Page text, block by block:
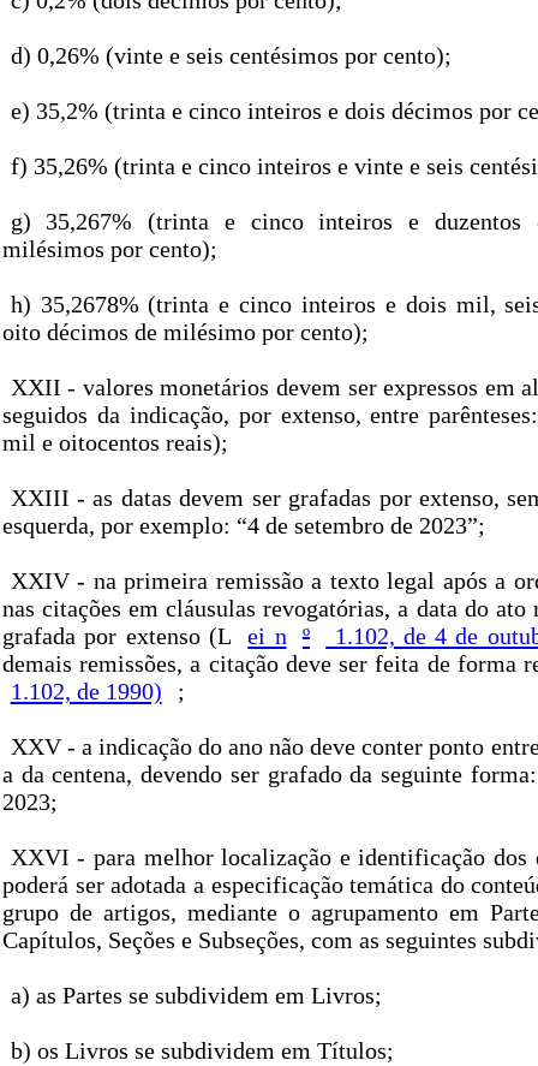
d) 0,26% (vinte e seis centésimos por cento);
e) 35,2% (trinta e cinco inteiros e dois décimos por
f) 35,26% (trinta e cinco inteiros e vinte e seis
g) 35,267% (trinta e cinco inteiros e duzentos
milésimos por cento);
h) 35,2678% (trinta e cinco inteiros e dois mil,
oito décimos de milésimo por cento);
XXII - valores monetários devem ser expressos em
seguidos da indicação, por extenso, entre
mil e oitocentos reais);
XXIII - as datas devem ser grafadas por extenso,
esquerda, por exemplo: “4 de setembro de 2023”;
XXIV - na primeira remissão a texto legal após a
nas citações em cláusulas revogatórias, a data do ato
grafada por extenso (L
ei n º
1.102, de 4 de
demais remissões, a citação deve ser feita de forma
1.102, de 1990)
;
XXV - a indicação do ano não deve conter ponto
a da centena, devendo ser grafado da seguinte
2023;
XXVI - para melhor localização e identificação dos
poderá ser adotada a especificação temática do
grupo de artigos, mediante o agrupamento em
Capítulos, Seções e Subseções, com as seguintes
a) as Partes se subdividem em Livros;
b) os Livros se subdividem em Títulos;